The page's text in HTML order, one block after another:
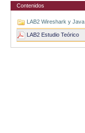
Contenidos
LAB2 Wireshark y Java
LAB2 Estudio Teórico